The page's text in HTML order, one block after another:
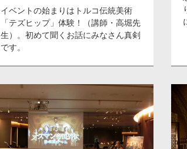
イベントの始まりはトルコ伝統美術
「テズヒップ」体験！（講師・高堀先
生）。初めて聞くお話にみなさん真剣
です。